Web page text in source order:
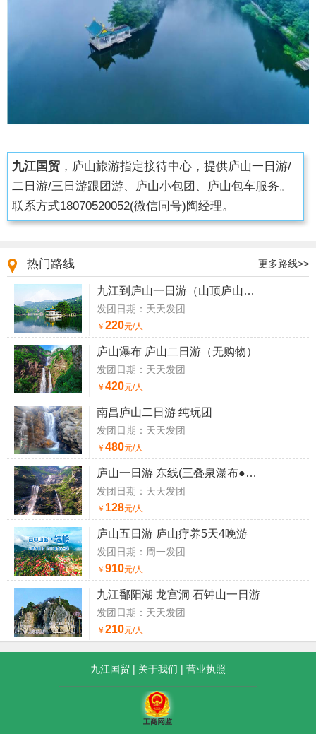
九江国贸 ，庐山旅游指定接待中心，提供庐山一日游/
二日游/三日游跟团游、庐山小包团、庐山包车服务。
联系方式18070520052(微信同号)陶经理。
热门路线 更多路线>>
九江到庐山一日游（山顶庐山一日游）
发团日期：天天发团
￥ 220元/人
庐山瀑布 庐山二日游（无购物）
发团日期：天天发团
￥ 420元/人
南昌庐山二日游 纯玩团
发团日期：天天发团
￥ 480元/人
庐山一日游 东线(三叠泉瀑布●秀峰瀑布)
发团日期：天天发团
￥ 128元/人
庐山五日游 庐山疗养5天4晚游
发团日期：周一发团
￥ 910元/人
九江鄱阳湖 龙宫洞 石钟山一日游
发团日期：天天发团
￥ 210元/人
九江国贸 | 关于我们 | 营业执照